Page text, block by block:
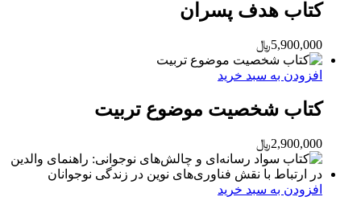
کتاب هدف پسران
5,900,000﷼
افزودن به سبد خرید
کتاب شخصیت موضوع تربیت
2,900,000﷼
افزودن به سبد خرید